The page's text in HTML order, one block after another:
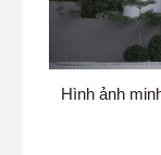
Hình ảnh